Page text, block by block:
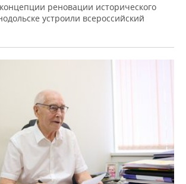
реновации исторического
устроили всероссийский